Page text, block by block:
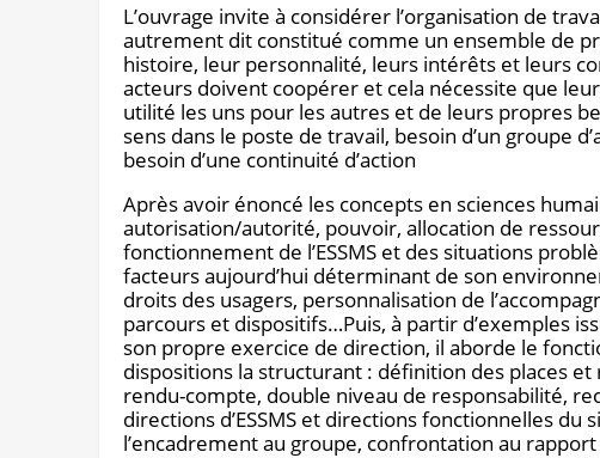
L’ouvrage invite à considérer l’organisation de
autrement dit constitué comme un ensemble de
histoire, leur personnalité, leurs intérêts et leurs
acteurs doivent coopérer et cela nécessite que
utilité les uns pour les autres et de leurs propres
sens dans le poste de travail, besoin d’un groupe
besoin d’une continuité d’action
Après avoir énoncé les concepts en sciences
autorisation/autorité, pouvoir, allocation de
fonctionnement de l’ESSMS et des situations
facteurs aujourd’hui déterminant de son
droits des usagers, personnalisation de
parcours et dispositifs…Puis, à partir d’exemples
son propre exercice de direction, il aborde le
dispositions la structurant : définition des places
rendu-compte, double niveau de responsabilité,
directions d’ESSMS et directions fonctionnelles du
l’encadrement au groupe, confrontation au